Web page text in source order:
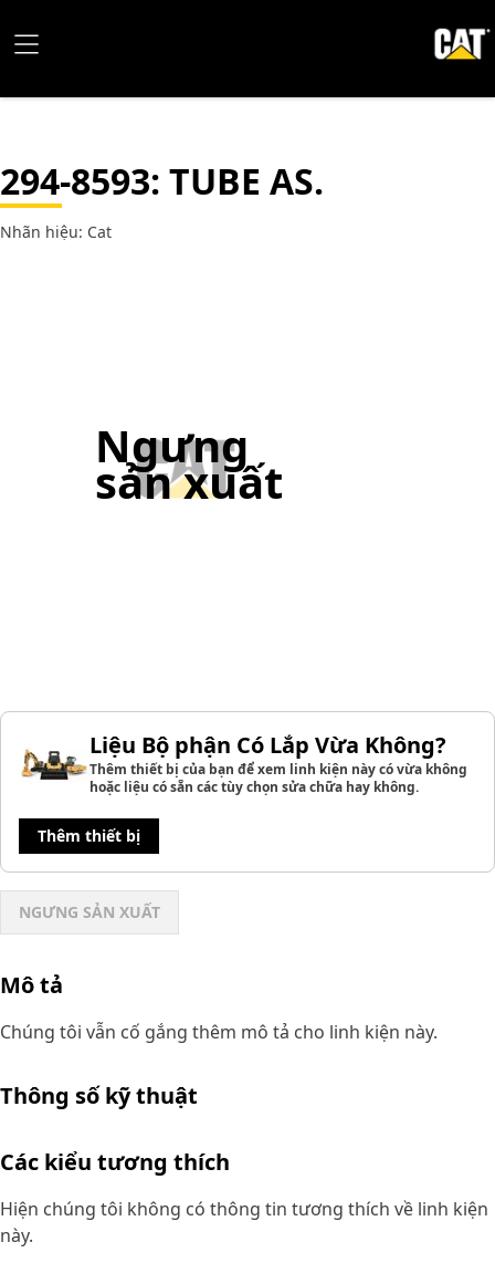
294-8593: TUBE AS.
Nhãn hiệu: Cat
Ngưng
sản xuất
Liệu Bộ phận Có Lắp Vừa Không?
Thêm thiết bị của bạn để xem linh kiện này có vừa không
hoặc liệu có sẵn các tùy chọn sửa chữa hay không.
Thêm thiết bị
NGƯNG SẢN XUẤT
Mô tả
Chúng tôi vẫn cố gắng thêm mô tả cho linh kiện này.
Thông số kỹ thuật
Các kiểu tương thích
Hiện chúng tôi không có thông tin tương thích về linh kiện
này.